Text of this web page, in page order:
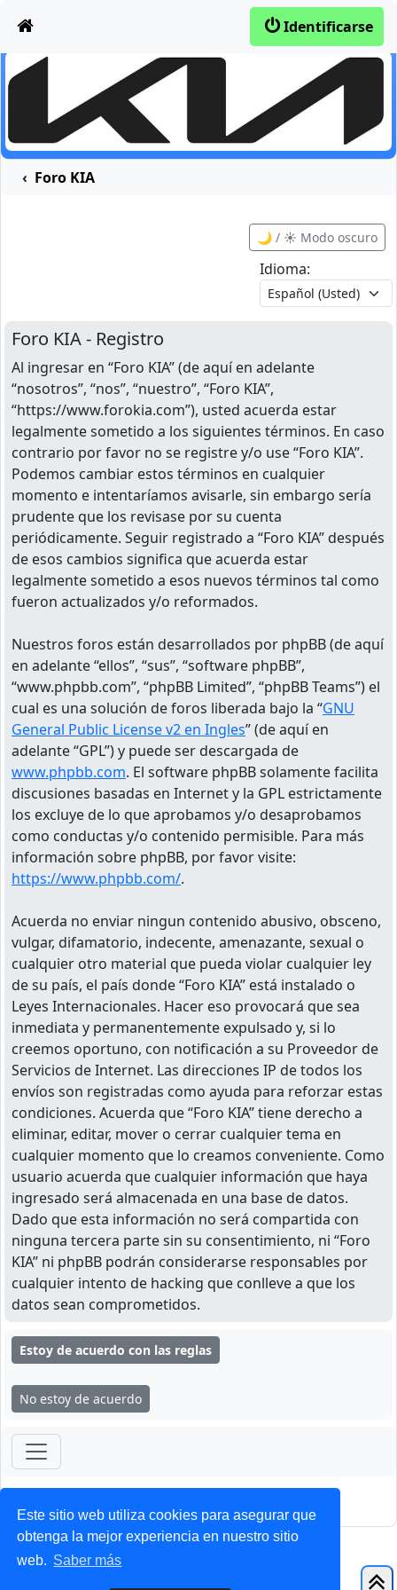
Este sitio web utiliza cookies para asegurar que
obtenga la mejor experiencia en nuestro sitio
web. Saber más
Identificarse
Foro KIA
🌙 / ☀️ Modo oscuro
Idioma:
Foro KIA - Registro
Al ingresar en “Foro KIA” (de aquí en adelante
“nosotros”, “nos”, “nuestro”, “Foro KIA”,
“https://www.forokia.com”), usted acuerda estar
legalmente sometido a los siguientes términos. En caso
contrario por favor no se registre y/o use “Foro KIA”.
Podemos cambiar estos términos en cualquier
momento e intentaríamos avisarle, sin embargo sería
prudente que los revisase por su cuenta
periódicamente. Seguir registrado a “Foro KIA” después
de esos cambios significa que acuerda estar
legalmente sometido a esos nuevos términos tal como
fueron actualizados y/o reformados.
Nuestros foros están desarrollados por phpBB (de aquí
en adelante “ellos”, “sus”, “software phpBB”,
“www.phpbb.com”, “phpBB Limited”, “phpBB Teams”) el
cual es una solución de foros liberada bajo la “GNU
General Public License v2 en Ingles” (de aquí en
adelante “GPL”) y puede ser descargada de
www.phpbb.com. El software phpBB solamente facilita
discusiones basadas en Internet y la GPL estrictamente
los excluye de lo que aprobamos y/o desaprobamos
como conductas y/o contenido permisible. Para más
información sobre phpBB, por favor visite:
https://www.phpbb.com/.
Acuerda no enviar ningun contenido abusivo, obsceno,
vulgar, difamatorio, indecente, amenazante, sexual o
cualquier otro material que pueda violar cualquier ley
de su país, el país donde “Foro KIA” está instalado o
Leyes Internacionales. Hacer eso provocará que sea
inmediata y permanentemente expulsado y, si lo
creemos oportuno, con notificación a su Proveedor de
Servicios de Internet. Las direcciones IP de todos los
envíos son registradas como ayuda para reforzar estas
condiciones. Acuerda que “Foro KIA” tiene derecho a
eliminar, editar, mover o cerrar cualquier tema en
cualquier momento que lo creamos conveniente. Como
usuario acuerda que cualquier información que haya
ingresado será almacenada en una base de datos.
Dado que esta información no será compartida con
ninguna tercera parte sin su consentimiento, ni “Foro
KIA” ni phpBB podrán considerarse responsables por
cualquier intento de hacking que conlleve a que los
datos sean comprometidos.
ForoClub 2025
Privacidad| Condiciones